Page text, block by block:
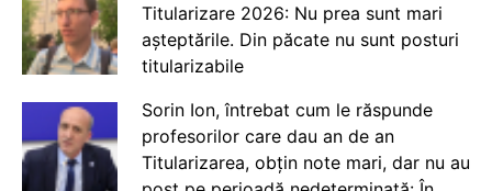
Titularizare 2026: Nu prea sunt mari
așteptările. Din păcate nu sunt posturi
titularizabile
Sorin Ion, întrebat cum le răspunde
profesorilor care dau an de an
Titularizarea, obțin note mari, dar nu au